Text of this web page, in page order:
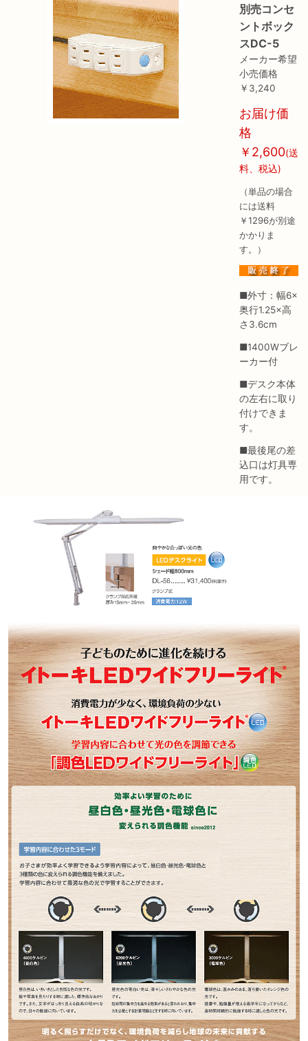
別売コンセ
ントボック
スDC-5
メーカー希望
小売価格
￥3,240
お届け価
格
￥2,600(送
料、税込)
（単品の場合
には送料
￥1296が別途
かかりま
す。）
■外寸：幅6×
奥行1.25×高
さ3.6cm
■1400Wブレ
ーカー付
■デスク本体
の左右に取り
付けできま
す。
■最後尾の差
込口は灯具専
用です。